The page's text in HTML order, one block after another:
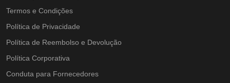
Termos e Condições
Política de Privacidade
Política de Reembolso e Devolução
Política Corporativa
Conduta para Fornecedores